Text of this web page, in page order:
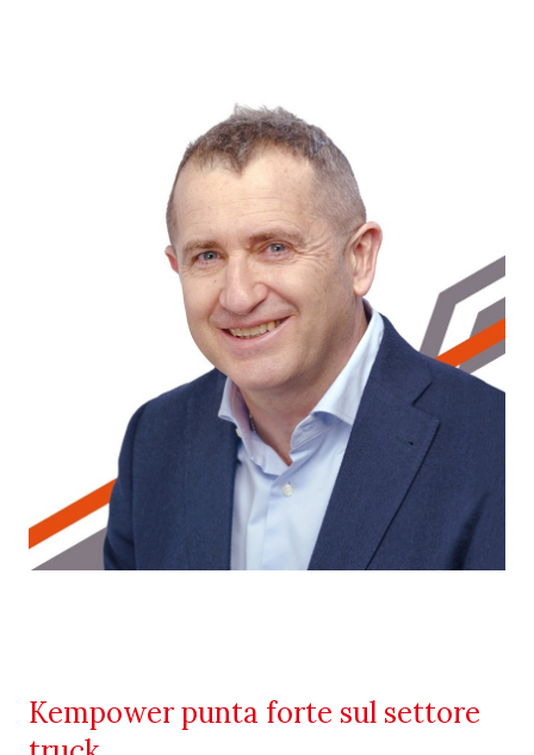
Kempower punta forte sul settore